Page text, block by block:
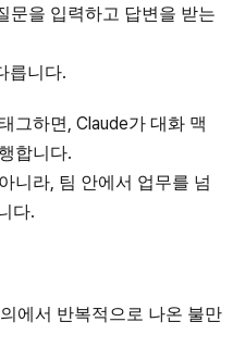
문을 입력하고 답변을 받는
릅니다.
그하면, Claude가 대화 맥
합니다.
니라, 팀 안에서 업무를 넘
다.
에서 반복적으로 나온 불만